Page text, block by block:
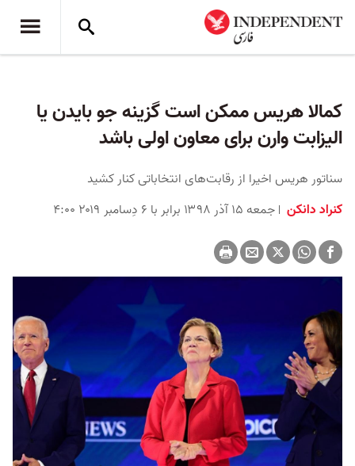
کمالا هریس ممکن‌ است گزینه جو بایدن یا
الیزابت وارن برای معاون اولی باشد
سناتور هریس اخیرا از رقابت‌های انتخاباتی کنار کشید
کنراد دانکن جمعه ۱۵ آذر ۱۳۹۸ برابر با ۶ دِسامبر ۲۰۱۹ ۴:۰۰